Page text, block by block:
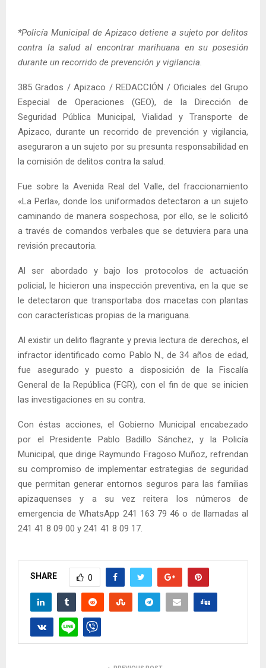
*Policía Municipal de Apizaco detiene a sujeto por delitos
contra la salud al encontrar marihuana en su posesión
durante un recorrido de prevención y vigilancia.
385 Grados / Apizaco / REDACCIÓN / Oficiales del Grupo
Especial de Operaciones (GEO), de la Dirección de
Seguridad Pública Municipal, Vialidad y Transporte de
Apizaco, durante un recorrido de prevención y vigilancia,
aseguraron a un sujeto por su presunta responsabilidad en
la comisión de delitos contra la salud.
Fue sobre la Avenida Real del Valle, del fraccionamiento
«La Perla», donde los uniformados detectaron a un sujeto
caminando de manera sospechosa, por ello, se le solicitó
a través de comandos verbales que se detuviera para una
revisión precautoria.
Al ser abordado y bajo los protocolos de actuación
policial, le hicieron una inspección preventiva, en la que se
le detectaron que transportaba dos macetas con plantas
con características propias de la mariguana.
Al existir un delito flagrante y previa lectura de derechos, el
infractor identificado como Pablo N., de 34 años de edad,
fue asegurado y puesto a disposición de la Fiscalía
General de la República (FGR), con el fin de que se inicien
las investigaciones en su contra.
Con éstas acciones, el Gobierno Municipal encabezado
por el Presidente Pablo Badillo Sánchez, y la Policía
Municipal, que dirige Raymundo Fragoso Muñoz, refrendan
su compromiso de implementar estrategias de seguridad
que permitan generar entornos seguros para las familias
apizaquenses y a su vez reitera los números de
emergencia de WhatsApp 241 163 79 46 o de llamadas al
241 41 8 09 00 y 241 41 8 09 17.
SHARE 0